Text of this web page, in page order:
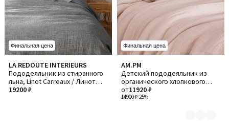
Финальная цена
LA REDOUTE INTERIEURS
Пододеяльник из стиранного
льна, Linot Carreaux / Линот
Карро
19200 ₽
Финальная цена
AM.PM
Детский пододеяльник из
органического хлопкового
газа, Yafa / Яфа
14900 ₽-25%
от11920 ₽
Количество
цветов:
6